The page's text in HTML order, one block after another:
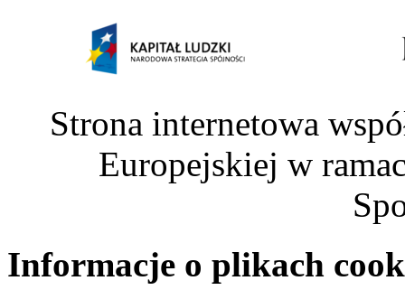
Strona internetowa
Europejskiej w
Informacje o plikach